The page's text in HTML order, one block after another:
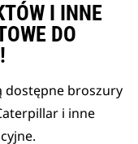
I INNE
DO
dostępne broszury
i inne